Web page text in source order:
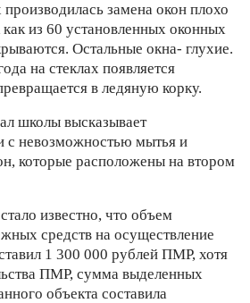
замена окон плохо
из 60 установленных оконных
Остальные окна- глухие.
на стеклах появляется
в ледяную корку.
школы высказывает
с невозможностью мытья и
которые расположены на втором
известно, что объем
средств на осуществление
1 300 000 рублей ПМР, хотя
ПМР, сумма выделенных
объекта составила